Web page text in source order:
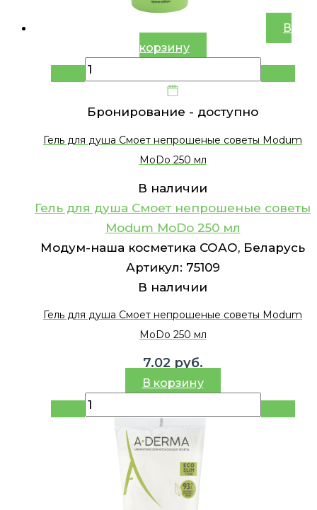
В
корзину
Бронирование - доступно
Гель для душа Смоет непрошеные советы Modum
MoDo 250 мл
В наличии
Гель для душа Смоет непрошеные советы
Modum MoDo 250 мл
Модум-наша косметика СОАО, Беларусь
Артикул: 75109
В наличии
Гель для душа Смоет непрошеные советы Modum
MoDo 250 мл
7.02 руб.
В корзину